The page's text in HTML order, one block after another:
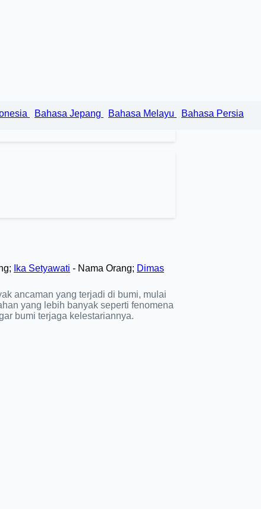
Bahasa Jepang Bahasa Melayu
Bahasa Persia
Ika Setyawati - Nama Orang; Dimas
ancaman yang terjadi di bumi, mulai
yang lebih banyak seperti fenomena
bumi terjaga kelestariannya.